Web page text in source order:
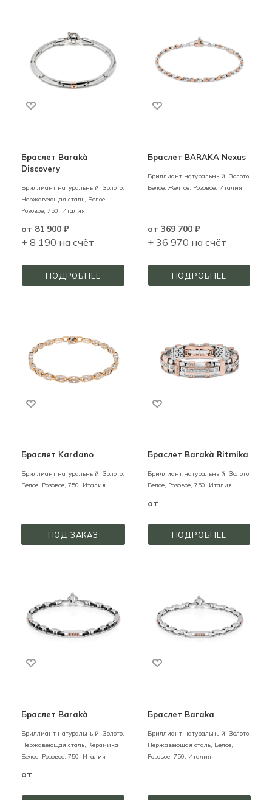
Браслет Barakà
Discovery
Бриллиант натуральный, Золото,
Нержавеющая сталь, Белое,
Розовое, 750, Италия
от 81 900 ₽
+ 8 190 на счёт
ПОДРОБНЕЕ
Браслет BARAKA Nexus
Бриллиант натуральный, Золото,
Белое, Желтое, Розовое, Италия
от 369 700 ₽
+ 36 970 на счёт
ПОДРОБНЕЕ
Браслет Kardano
Бриллиант натуральный, Золото,
Белое, Розовое, 750, Италия
ПОД ЗАКАЗ
Браслет Barakà Ritmika
Бриллиант натуральный, Золото,
Белое, Розовое, 750, Италия
от
ПОДРОБНЕЕ
Браслет Barakà
Бриллиант натуральный, Золото,
Нержавеющая сталь, Керамика ,
Белое, Розовое, 750, Италия
от
Браслет Baraka
Бриллиант натуральный, Золото,
Нержавеющая сталь, Белое,
Розовое, 750, Италия